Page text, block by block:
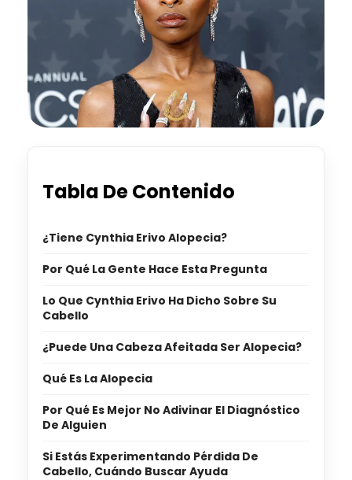
Tabla De Contenido
¿Tiene Cynthia Erivo Alopecia?
Por Qué La Gente Hace Esta Pregunta
Lo Que Cynthia Erivo Ha Dicho Sobre Su
Cabello
¿Puede Una Cabeza Afeitada Ser Alopecia?
Qué Es La Alopecia
Por Qué Es Mejor No Adivinar El Diagnóstico
De Alguien
Si Estás Experimentando Pérdida De
Cabello, Cuándo Buscar Ayuda